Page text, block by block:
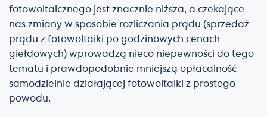
fotowoltaicznego jest znacznie niższa, a czekające
nas zmiany w sposobie rozliczania prądu (sprzedaż
prądu z fotowoltaiki po godzinowych cenach
giełdowych) wprowadzą nieco niepewności do tego
tematu i prawdopodobnie mniejszą opłacalność
samodzielnie działającej fotowoltaiki z prostego
powodu.